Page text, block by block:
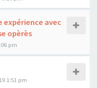
expérience avec
opèrès
pm
1:51 pm